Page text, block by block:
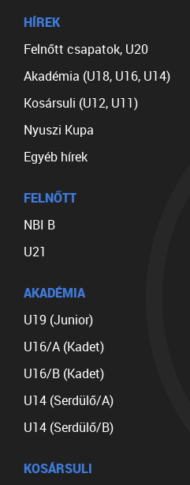
HÍREK
Felnőtt csapatok, U20
Akadémia (U18, U16, U14)
Kosársuli (U12, U11)
Nyuszi Kupa
Egyéb hírek
FELNŐTT
NBI B
U21
AKADÉMIA
U19 (Junior)
U16/A (Kadet)
U16/B (Kadet)
U14 (Serdülő/A)
U14 (Serdülő/B)
KOSÁRSULI